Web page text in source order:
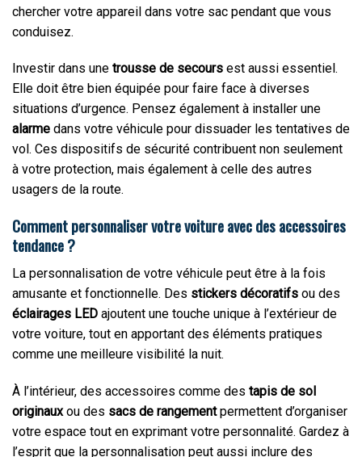
chercher votre appareil dans votre sac pendant que vous
conduisez.
Investir dans une trousse de secours est aussi essentiel.
Elle doit être bien équipée pour faire face à diverses
situations d’urgence. Pensez également à installer une
alarme dans votre véhicule pour dissuader les tentatives de
vol. Ces dispositifs de sécurité contribuent non seulement
à votre protection, mais également à celle des autres
usagers de la route.
Comment personnaliser votre voiture avec des accessoires
tendance ?
La personnalisation de votre véhicule peut être à la fois
amusante et fonctionnelle. Des stickers décoratifs ou des
éclairages LED ajoutent une touche unique à l’extérieur de
votre voiture, tout en apportant des éléments pratiques
comme une meilleure visibilité la nuit.
À l’intérieur, des accessoires comme des tapis de sol
originauxou des sacs de rangementpermettent d’organiser
votre espace tout en exprimant votre personnalité. Gardez à
l’esprit que la personnalisation peut aussi inclure des